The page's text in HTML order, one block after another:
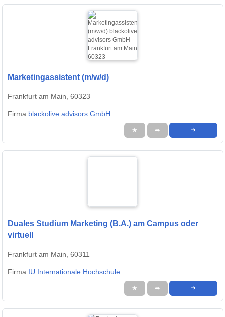
Marketingassistent (m/w/d)
Frankfurt am Main, 60323
Firma:blackolive advisors GmbH
★ ➦ ➜
Duales Studium Marketing (B.A.) am Campus oder
virtuell
Frankfurt am Main, 60311
Firma:IU Internationale Hochschule
★ ➦ ➜